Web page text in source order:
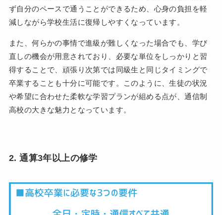
ず自分のペースで通うことができるため、心身の負担を軽
減しながら学校生活に復帰しやすくなっています。
また、何らかの事情で進級が難しくなった場合でも、学び
直しの機会が用意されており、必要な単位をしっかりと習
得することで、頑張り次第では同級生と同じタイミングで
卒業することも十分に可能です。このように、生徒の状況
や希望に合わせた柔軟な学習プランが組める点が、通信制
高校の大きな魅力となっています。
2. 通算3年以上の修学